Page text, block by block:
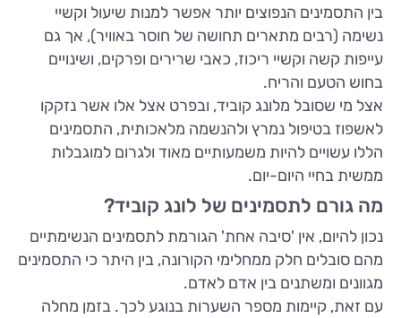
בין התסמינים הנפוצים יותר אפשר למנות שיעול וקשיי
נשימה (רבים מתארים תחושה של חוסר באוויר), אך גם
עייפות קשה וקשיי ריכוז, כאבי שרירים ופרקים, ושינויים
בחוש הטעם והריח.
אצל מי שסובל מלונג קוביד, ובפרט אצל אלו אשר נזקקו
לאשפוז בטיפול נמרץ ולהנשמה מלאכותית, התסמינים
הללו עשויים להיות משמעותיים מאוד ולגרום למוגבלות
ממשית בחיי היום-יום.
מה גורם לתסמינים של לונג קוביד?
נכון להיום, אין 'סיבה אחת' הגורמת לתסמינים הנשימתיים
מהם סובלים חלק ממחלימי הקורונה, בין היתר כי התסמינים
מגוונים ומשתנים בין אדם לאדם.
עם זאת, קיימות מספר השערות בנוגע לכך. בזמן מחלה